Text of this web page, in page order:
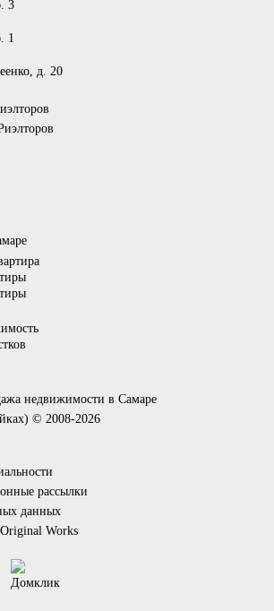
3
1
д. 20
недвижимости в Самаре
© 2008-2026
рассылки
данных
Works